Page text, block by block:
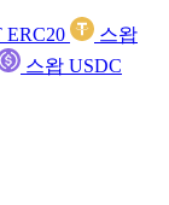
ERC20
스왑
스왑 USDC